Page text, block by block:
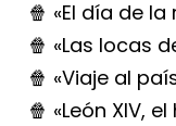
🍿 «El día de
🍿 «Las locas
🍿 «Viaje al
🍿 «León XIV,